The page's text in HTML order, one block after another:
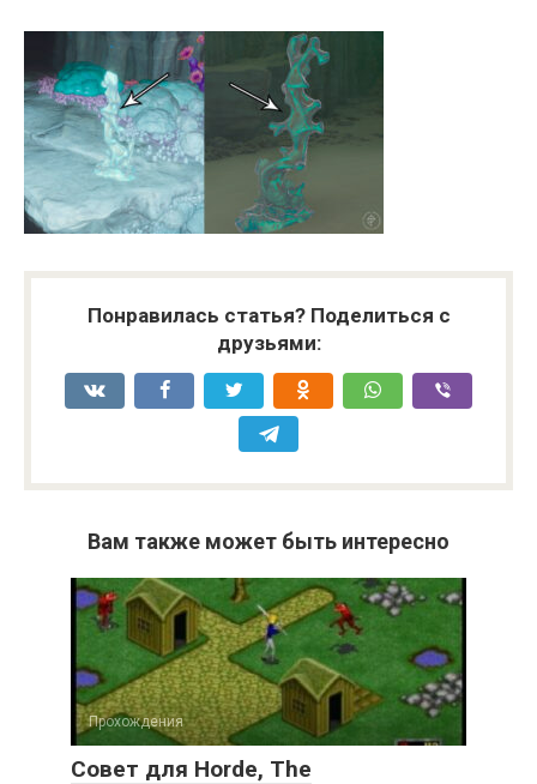
Понравилась статья? Поделиться с
друзьями:
Вам также может быть интересно
Прохождения
Совет для Horde, The